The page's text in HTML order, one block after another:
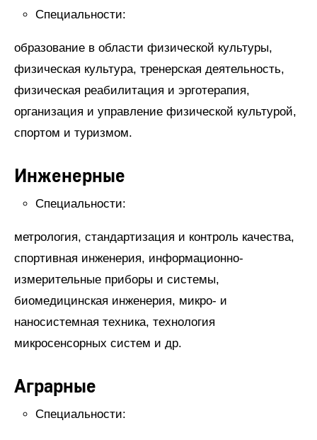
Специальности:
образование в области физической культуры,
физическая культура, тренерская деятельность,
физическая реабилитация и эрготерапия,
организация и управление физической культурой,
спортом и туризмом.
Инженерные
Специальности:
метрология, стандартизация и контроль качества,
спортивная инженерия, информационно-
измерительные приборы и системы,
биомедицинская инженерия, микро- и
наносистемная техника, технология
микросенсорных систем и др.
Аграрные
Специальности: